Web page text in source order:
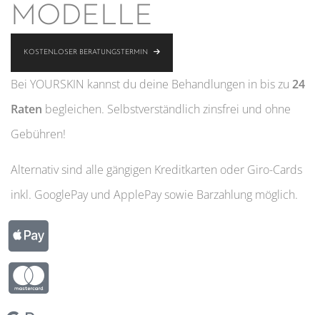
MODELLE
KOSTENLOSER BERATUNGSTERMIN
Bei YOURSKIN kannst du deine Behandlungen in bis zu 24
Raten begleichen. Selbstverständlich zinsfrei und ohne
Gebühren!
Alternativ sind alle gängigen Kreditkarten oder Giro-Cards
inkl. GooglePay und ApplePay sowie Barzahlung möglich.